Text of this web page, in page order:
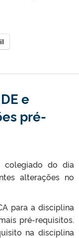
e
pré-
colegiado do dia
alterações no
para a disciplina
pré-requisitos.
na disciplina